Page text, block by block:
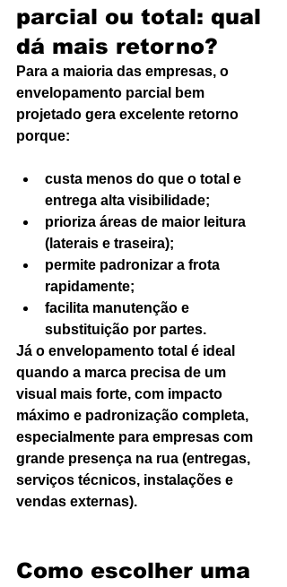
parcial ou total: qual
dá mais retorno?
Para a maioria das empresas, o
envelopamento parcial bem
projetado gera excelente retorno
porque:
custa menos do que o total e
entrega alta visibilidade;
prioriza áreas de maior leitura
(laterais e traseira);
permite padronizar a frota
rapidamente;
facilita manutenção e
substituição por partes.
Já o envelopamento total é ideal
quando a marca precisa de um
visual mais forte, com impacto
máximo e padronização completa,
especialmente para empresas com
grande presença na rua (entregas,
serviços técnicos, instalações e
vendas externas).
Como escolher uma